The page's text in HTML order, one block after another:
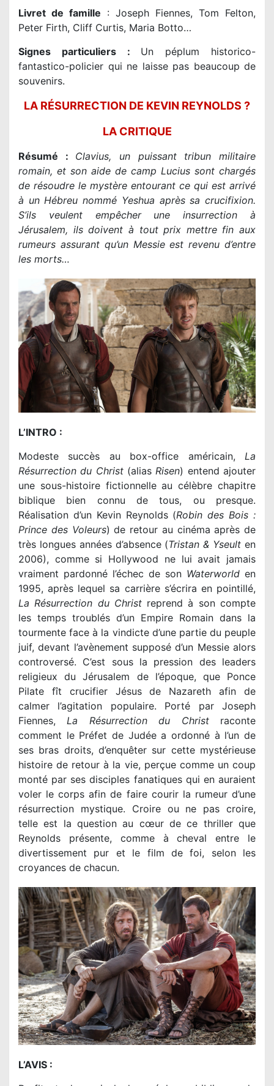
Livret de famille : Joseph Fiennes, Tom Felton,
Peter Firth, Cliff Curtis, Maria Botto…
Signes particuliers : Un péplum historico-
fantastico-policier qui ne laisse pas beaucoup de
souvenirs.
LA RÉSURRECTION DE KEVIN REYNOLDS ?
LA CRITIQUE
Résumé : Clavius, un puissant tribun militaire
romain, et son aide de camp Lucius sont chargés
de résoudre le mystère entourant ce qui est arrivé
à un Hébreu nommé Yeshua après sa crucifixion.
S’ils veulent empêcher une insurrection à
Jérusalem, ils doivent à tout prix mettre fin aux
rumeurs assurant qu’un Messie est revenu d’entre
les morts…
L’INTRO :
Modeste succès au box-office américain, La
Résurrection du Christ(alias Risen) entend ajouter
une sous-histoire fictionnelle au célèbre chapitre
biblique bien connu de tous, ou presque.
Réalisation d’un Kevin Reynolds (Robin des Bois :
Prince des Voleurs) de retour au cinéma après de
très longues années d’absence (Tristan & Yseult en
2006), comme si Hollywood ne lui avait jamais
vraiment pardonné l’échec de son Waterworld en
1995, après lequel sa carrière s’écrira en pointillé,
La Résurrection du Christreprend à son compte
les temps troublés d’un Empire Romain dans la
tourmente face à la vindicte d’une partie du peuple
juif, devant l’avènement supposé d’un Messie alors
controversé. C’est sous la pression des leaders
religieux du Jérusalem de l’époque, que Ponce
Pilate fît crucifier Jésus de Nazareth afin de
calmer l’agitation populaire. Porté par Joseph
Fiennes, La Résurrection du Christraconte
comment le Préfet de Judée a ordonné à l’un de
ses bras droits, d’enquêter sur cette mystérieuse
histoire de retour à la vie, perçue comme un coup
monté par ses disciples fanatiques qui en auraient
voler le corps afin de faire courir la rumeur d’une
résurrection mystique. Croire ou ne pas croire,
telle est la question au cœur de ce thriller que
Reynolds présente, comme à cheval entre le
divertissement pur et le film de foi, selon les
croyances de chacun.
L’AVIS :